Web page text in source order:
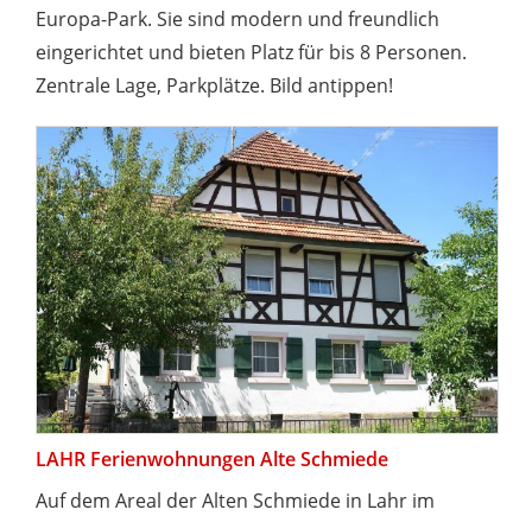
Europa-Park. Sie sind modern und freundlich
eingerichtet und bieten Platz für bis 8 Personen.
Zentrale Lage, Parkplätze. Bild antippen!
LAHR Ferienwohnungen Alte Schmiede
Auf dem Areal der Alten Schmiede in Lahr im